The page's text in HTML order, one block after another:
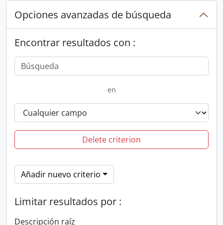
Opciones avanzadas de búsqueda
Encontrar resultados con :
en
Delete criterion
Añadir nuevo criterio
Limitar resultados por :
Descripción raíz